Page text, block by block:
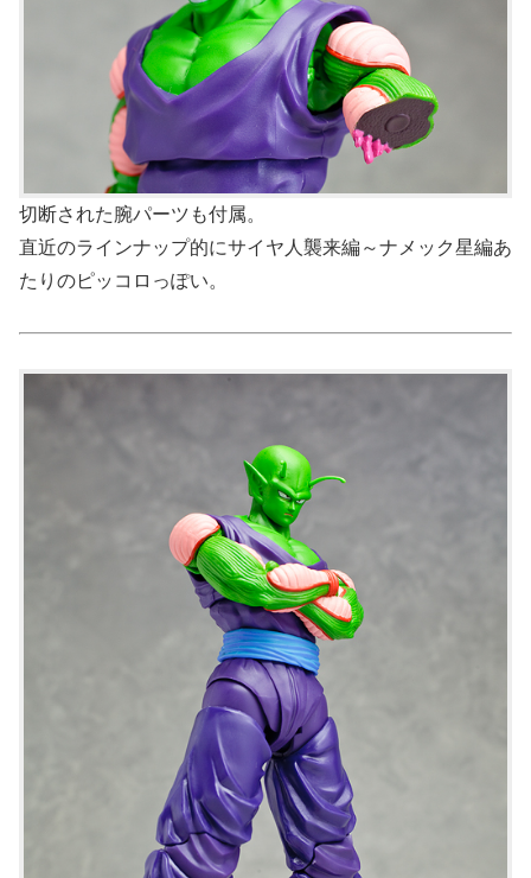
切断された腕パーツも付属。
直近のラインナップ的にサイヤ人襲来編～ナメック星編あ
たりのピッコロっぽい。